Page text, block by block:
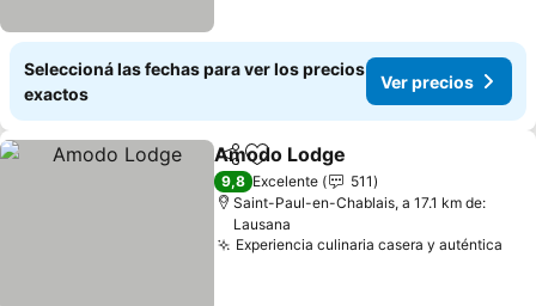
Seleccioná las fechas para ver los precios
exactos
Ver precios
CompartirAñadir a favoritos
Amodo Lodge
9,8 Excelente
511
Saint-Paul-en-Chablais, a 17.1 km de:
Lausana
Experiencia culinaria casera y auténtica